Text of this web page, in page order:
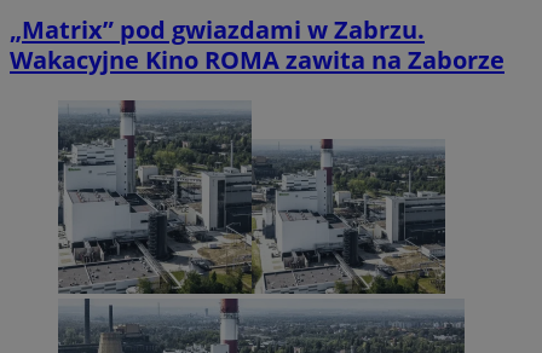
„Matrix” pod gwiazdami w Zabrzu.
Wakacyjne Kino ROMA zawita na Zaborze